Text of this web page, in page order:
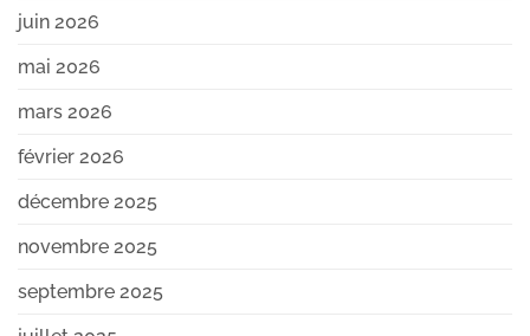
juin 2026
mai 2026
mars 2026
février 2026
décembre 2025
novembre 2025
septembre 2025